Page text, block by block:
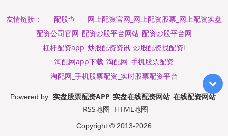
友情链接： 配股查
网上配资官网_网上配资股票_网上配资实盘
配资公司官网_配资炒股平台网站_配资炒股平台网
杠杆配资app_炒股配资资讯_炒股配资找配资i
淘配网app下载_淘配网_手机股票配资
淘配网_手机股票配资_实时股票配资平台
Powered by 实盘股票配资APP_实盘在线配资网站_在线配资网站
RSS地图 HTML地图
Copyright © 2013-2026